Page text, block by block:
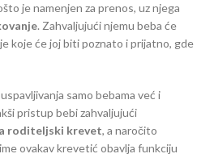
je namenjen za prenos, uz njega
. Zahvaljujući njemu beba će
koje će joj biti poznato i prijatno, gde
samo bebama već i
pristup bebi zahvaljujući
roditeljski krevet, a naročito
ovakav krevetić obavlja funkciju